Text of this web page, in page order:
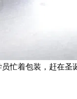
忙着包装，赶在圣